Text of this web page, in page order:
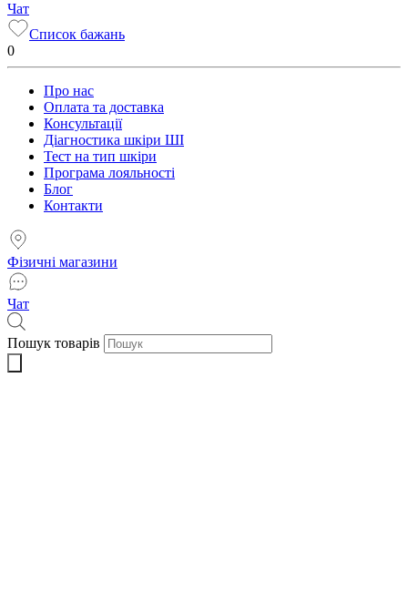
Чат
Список бажань
0
Про нас
Оплата та доставка
Консультації
Діагностика шкіри ШІ
Тест на тип шкіри
Програма лояльності
Блог
Контакти
Фізичні магазини
Чат
Пошук товарів